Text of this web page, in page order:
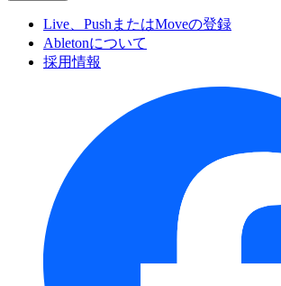
Live、PushまたはMoveの登録
Abletonについて
採用情報